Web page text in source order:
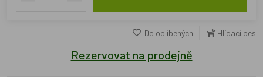
Do oblíbených Hlídací pes
Rezervovat na prodejně